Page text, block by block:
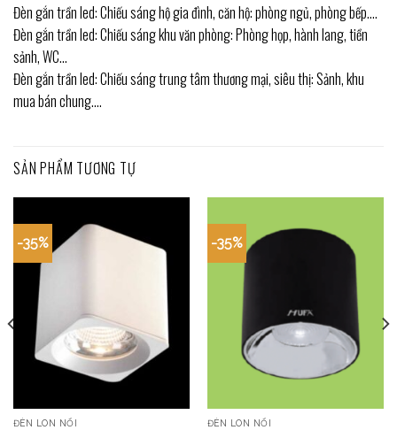
Đèn gắn trần led: Chiếu sáng hộ gia đình, căn hộ: phòng ngủ, phòng bếp….
Đèn gắn trần led: Chiếu sáng khu văn phòng: Phòng họp, hành lang, tiền
sảnh, WC…
Đèn gắn trần led: Chiếu sáng trung tâm thương mại, siêu thị: Sảnh, khu
mua bán chung….
SẢN PHẨM TƯƠNG TỰ
-35%
ĐÈN LON NỔI
-35%
ĐÈN LON NỔI